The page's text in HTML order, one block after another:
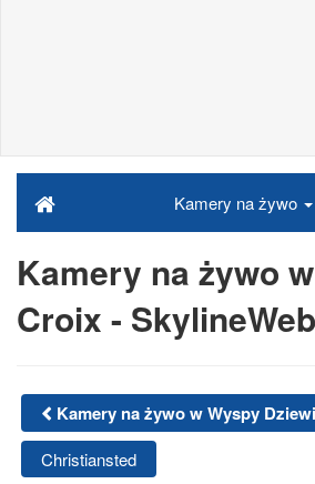
Kamery na żywo
Kamery na żywo
Croix -
Kamery na żywo w Wyspy
Christiansted